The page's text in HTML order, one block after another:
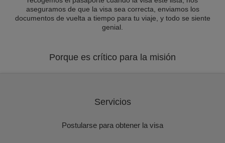
aseguramos de que la visa sea correcta, enviamos los
documentos de vuelta a tiempo para tu viaje, y todo se siente
genial.
Porque es crítico para la misión
Servicios
Postularse para obtener la visa